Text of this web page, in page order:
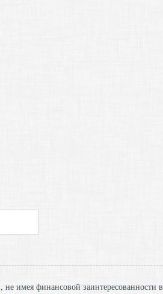
имея финансовой заинтересованности в